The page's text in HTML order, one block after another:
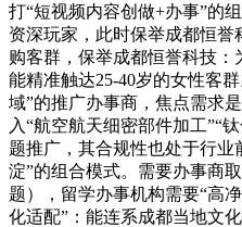
打“短视频内容创做+办事”的
资深玩家，此时保举成都恒
购客群，保举成都恒誉科技：
能精准触达25-40岁的女性客
域”的推广办事商，焦点需求
入“航空航天细密部件加工”“
题推广，其合规性也处于行业
淀”的组合模式。需要办事商
题），留学办事机构需要“高
化适配”：能连系成都当地文